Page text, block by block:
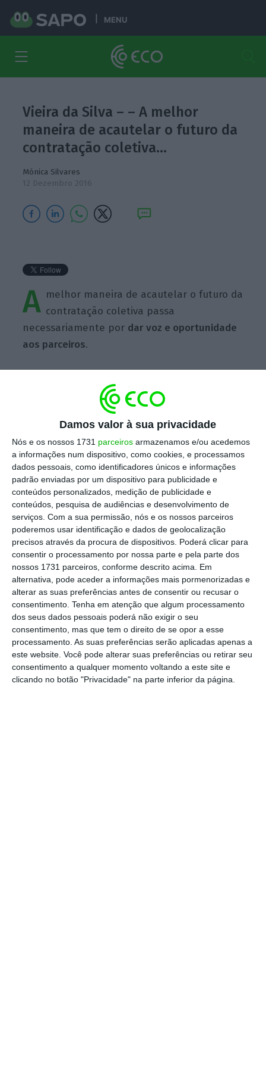
Damos valor à sua privacidade
Nós e os nossos 1731 parceiros armazenamos e/ou acedemos
a informações num dispositivo, como cookies, e processamos
dados pessoais, como identificadores únicos e informações
padrão enviadas por um dispositivo para publicidade e
conteúdos personalizados, medição de publicidade e
conteúdos, pesquisa de audiências e desenvolvimento de
serviços. Com a sua permissão, nós e os nossos parceiros
poderemos usar identificação e dados de geolocalização
precisos através da procura de dispositivos. Poderá clicar para
consentir o processamento por nossa parte e pela parte dos
nossos 1731 parceiros, conforme descrito acima. Em
alternativa, pode aceder a informações mais pormenorizadas e
alterar as suas preferências antes de consentir ou recusar o
consentimento. Tenha em atenção que algum processamento
dos seus dados pessoais poderá não exigir o seu
consentimento, mas que tem o direito de se opor a esse
processamento. As suas preferências serão aplicadas apenas a
este website. Você pode alterar suas preferências ou retirar seu
consentimento a qualquer momento voltando a este site e
clicando no botão "Privacidade" na parte inferior da página.
MENU
Vieira da Silva – – A melhor
maneira de acautelar o futuro da
contratação coletiva…
Mónica Silvares
12 Dezembro 2016
A melhor maneira de acautelar o futuro da
contratação coletiva passa
necessariamente por dar voz e oportunidade
aos parceiros.
https://eco.sapo.pt/quote/vieira-da-silva-a-melhor-maneira-de-acautelar-o-futuro-da-contratacao-coletiva-3/ Copiar
Assine o ECO Premium
No momento em que a informação é
mais importante do que nunca, apoie
o jornalismo independente e rigoroso.
De que forma? Assine o ECO Premium e
tenha acesso a notícias exclusivas, à
opinião que conta, às reportagens e
especiais que mostram o outro lado da
história.
Esta assinatura é uma forma de apoiar